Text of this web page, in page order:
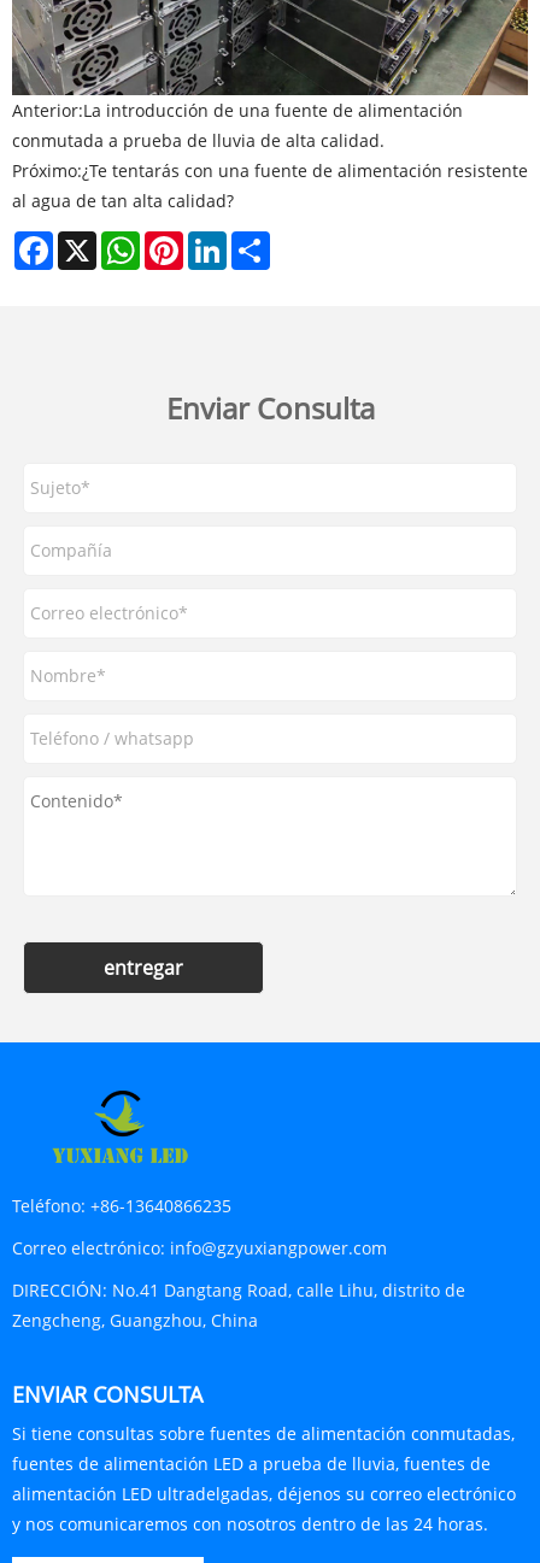
Anterior:La introducción de una fuente de alimentación
conmutada a prueba de lluvia de alta calidad.
Próximo:¿Te tentarás con una fuente de alimentación resistente
al agua de tan alta calidad?
Facebook
X WhatsAppPinterestLinkedIn
Enviar Consulta
entregar
Teléfono: +86-13640866235
Correo electrónico: info@gzyuxiangpower.com
DIRECCIÓN: No.41 Dangtang Road, calle Lihu, distrito de
Zengcheng, Guangzhou, China
ENVIAR CONSULTA
Si tiene consultas sobre fuentes de alimentación conmutadas,
fuentes de alimentación LED a prueba de lluvia, fuentes de
alimentación LED ultradelgadas, déjenos su correo electrónico
y nos comunicaremos con nosotros dentro de las 24 horas.